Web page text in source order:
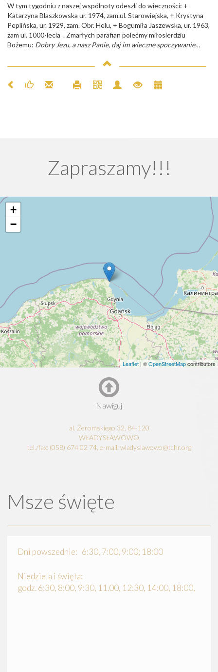
W tym tygodniu z naszej wspólnoty odeszli do wieczności: +
Katarzyna Blaszkowska ur. 1974, zam.ul. Starowiejska, + Krystyna
Peplińska, ur. 1929, zam. Obr. Helu, + Bogumiła Jaszewska, ur. 1963,
zam ul. 1000-lecia . Zmarłych parafian polećmy miłosierdziu
Bożemu: Dobry Jezu, a nasz Panie, daj im wieczne spoczywanie…
Zapraszamy!!!
+
−
Leaflet | ©OpenStreetMapcontributors
Nawiguj
al. Żeromskiego 32, 84-120
WŁADYSŁAWOWO
tel./fax: (058) 674 02 74, e-mail: wladyslawowo@tchr.org
Msze święte
Dni powszednie: 6:30, 7:00, 9:00; 18:00
Niedziela i święta:
godz. 6:30, 8:00, 9:30, 11.00, 12:30, 14:00, 18:00,